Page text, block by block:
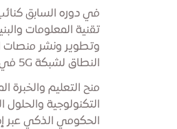
في دوره السابق
وتطوير ونشر منصات
النطاق لشبكة 5G في منطقة الشرق الأوسط وأفريقيا وجنوب آسيا.
منح التعليم والخبرة
التكنولوجية
الحكومي الذكي عبر